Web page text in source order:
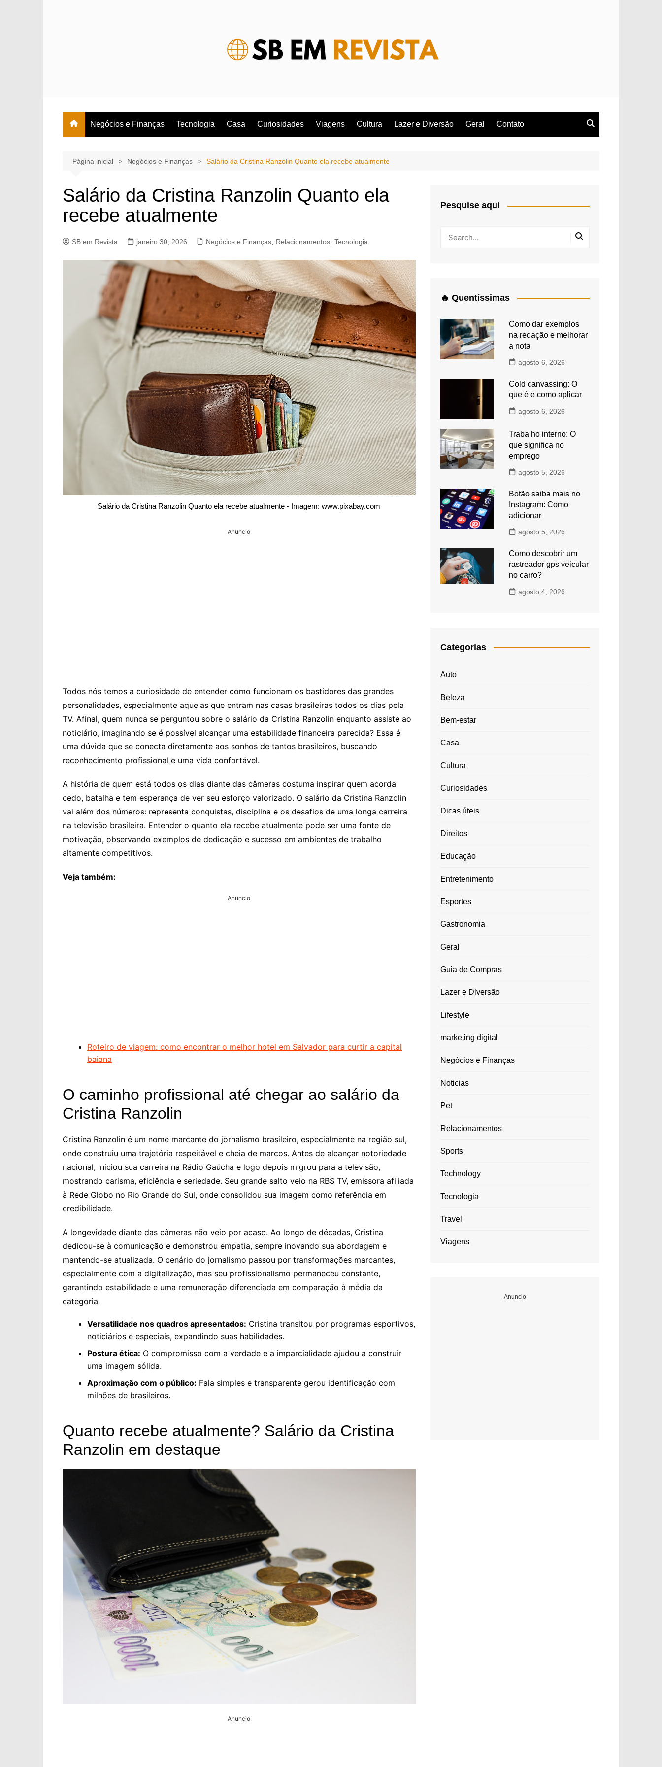
Negócios e Finanças Tecnologia Casa Curiosidades Viagens Cultura Lazer e Diversão Geral Contato
Página inicial Negócios e Finanças Salário da Cristina Ranzolin Quanto ela recebe atualmente
Salário da Cristina Ranzolin Quanto ela
recebe atualmente
SB em Revista janeiro 30, 2026 Negócios e Finanças Relacionamentos Tecnologia
Salário da Cristina Ranzolin Quanto ela recebe atualmente - Imagem: www.pixabay.com
Anuncio
Todos nós temos a curiosidade de entender como funcionam os bastidores das grandes
personalidades, especialmente aquelas que entram nas casas brasileiras todos os dias pela
TV. Afinal, quem nunca se perguntou sobre o salário da Cristina Ranzolin enquanto assiste ao
noticiário, imaginando se é possível alcançar uma estabilidade financeira parecida? Essa é
uma dúvida que se conecta diretamente aos sonhos de tantos brasileiros, buscando
reconhecimento profissional e uma vida confortável.
A história de quem está todos os dias diante das câmeras costuma inspirar quem acorda
cedo, batalha e tem esperança de ver seu esforço valorizado. O salário da Cristina Ranzolin
vai além dos números: representa conquistas, disciplina e os desafios de uma longa carreira
na televisão brasileira. Entender o quanto ela recebe atualmente pode ser uma fonte de
motivação, observando exemplos de dedicação e sucesso em ambientes de trabalho
altamente competitivos.
Veja também:
Anuncio
Roteiro de viagem: como encontrar o melhor hotel em Salvador para curtir a capital
baiana
O caminho profissional até chegar ao salário da
Cristina Ranzolin
Cristina Ranzolin é um nome marcante do jornalismo brasileiro, especialmente na região sul,
onde construiu uma trajetória respeitável e cheia de marcos. Antes de alcançar notoriedade
nacional, iniciou sua carreira na Rádio Gaúcha e logo depois migrou para a televisão,
mostrando carisma, eficiência e seriedade. Seu grande salto veio na RBS TV, emissora afiliada
à Rede Globo no Rio Grande do Sul, onde consolidou sua imagem como referência em
credibilidade.
A longevidade diante das câmeras não veio por acaso. Ao longo de décadas, Cristina
dedicou-se à comunicação e demonstrou empatia, sempre inovando sua abordagem e
mantendo-se atualizada. O cenário do jornalismo passou por transformações marcantes,
especialmente com a digitalização, mas seu profissionalismo permaneceu constante,
garantindo estabilidade e uma remuneração diferenciada em comparação à média da
categoria.
Versatilidade nos quadros apresentados: Cristina transitou por programas esportivos,
noticiários e especiais, expandindo suas habilidades.
Postura ética: O compromisso com a verdade e a imparcialidade ajudou a construir
uma imagem sólida.
Aproximação com o público: Fala simples e transparente gerou identificação com
milhões de brasileiros.
Quanto recebe atualmente? Salário da Cristina
Ranzolin em destaque
Anuncio
Pesquise aqui
🔥 Quentíssimas
Como dar exemplos
na redação e melhorar
a nota
agosto 6, 2026
Cold canvassing: O
que é e como aplicar
agosto 6, 2026
Trabalho interno: O
que significa no
emprego
agosto 5, 2026
Botão saiba mais no
Instagram: Como
adicionar
agosto 5, 2026
Como descobrir um
rastreador gps veicular
no carro?
agosto 4, 2026
Categorias
Auto
Beleza
Bem-estar
Casa
Cultura
Curiosidades
Dicas úteis
Direitos
Educação
Entretenimento
Esportes
Gastronomia
Geral
Guia de Compras
Lazer e Diversão
Lifestyle
marketing digital
Negócios e Finanças
Noticias
Pet
Relacionamentos
Sports
Technology
Tecnologia
Travel
Viagens
Anuncio